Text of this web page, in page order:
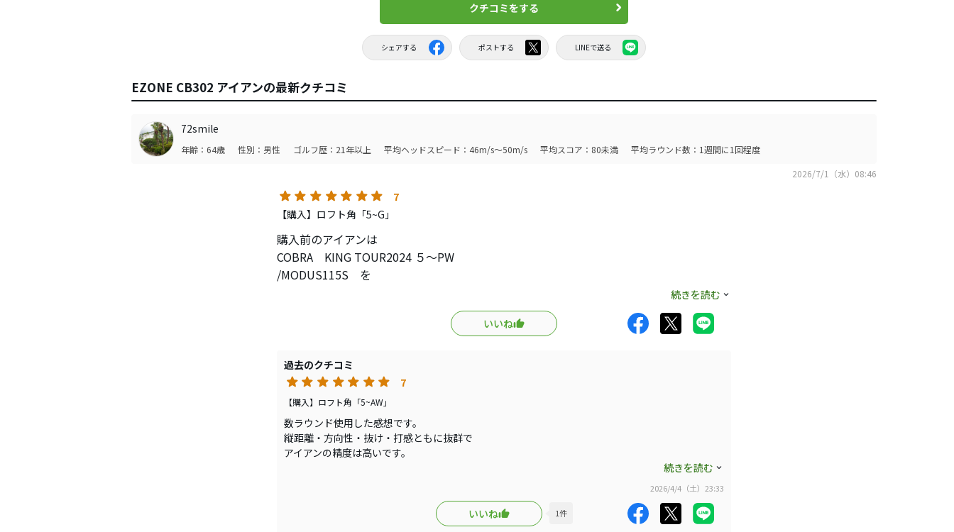
クチコミをする
シェアする ポストする LINEで送る
EZONE CB302 アイアンの最新クチコミ
72smile
年齢：64歳 性別：男性 ゴルフ歴：21年以上 平均ヘッドスピード：46m/s～50m/s 平均スコア：80未満
平均ラウンド数：1週間に1回程度
2026/7/1（水）08:46
7
【購入】ロフト角「5~G」
購入前のアイアンは
COBRA KING TOUR2024 ５～PW
/MODUS115S を
非常に素晴らしいアイアンなのですが
フェースの大きさだけだったのです。
今回、EZONE CB302 アイアンと
交互にラウンド投入し、
優しさ対しっくり感の戦いで
オフシーズンはKING TOUR/NEW MCI100R
続きを読む
いいね
過去のクチコミ
7
【購入】ロフト角「5~AW」
数ラウンド使用した感想です。
縦距離・方向性・抜け・打感ともに抜群で
アイアンの精度は高いです。
ボールを拾い易く、これからの夏芝には
続きを読む
2026/4/4（土）23:33
いいね 1件